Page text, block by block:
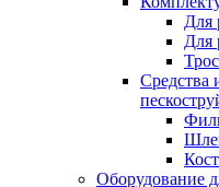
Для
Для
Средства
Оборудование